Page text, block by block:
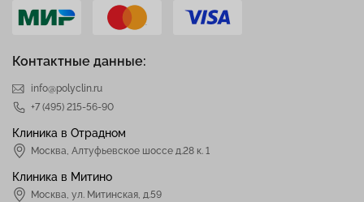
Контактные данные:
info@polyclin.ru
+7 (495) 215-56-90
Клиника в Отрадном
Москва, Алтуфьевское шоссе д.28 к. 1
Клиника в Митино
Москва, ул. Митинская, д.59